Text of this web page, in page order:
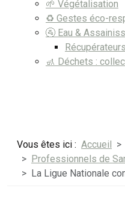
🌱 Végétalisation
♻️ Gestes éco-
🚰 Eau &
🚮 Déchets :
Vous êtes ici : Accueil
Professionnels de
La Ligue Nationale